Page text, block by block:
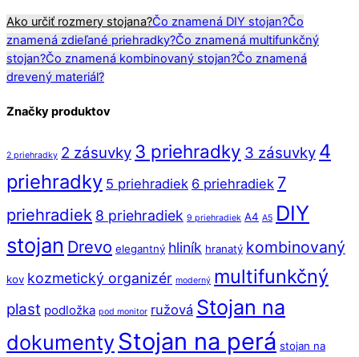
Ako určiť rozmery stojana?Čo znamená DIY stojan?Čo
znamená zdieľané priehradky?Čo znamená multifunkčný
stojan?Čo znamená kombinovaný stojan?Čo znamená
drevený materiál?
Značky produktov
2 priehradky 2 zásuvky 3 priehradky 3 zásuvky 4
priehradky 5 priehradiek 6 priehradiek 7
priehradiek 8 priehradiek 9 priehradiek A4 A5 DIY
stojan Drevo elegantný hliník hranatý kombinovaný
kov kozmetický organizér moderný multifunkčný
plast podložka pod monitor ružová Stojan na
dokumenty Stojan na perá stojan na